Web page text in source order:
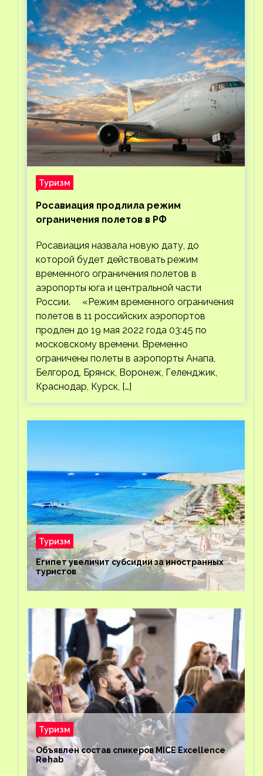
Туризм
Росавиация продлила режим
ограничения полетов в РФ
Росавиация назвала новую дату, до
которой будет действовать режим
временного ограничения полетов в
аэропорты юга и центральной части
России. «Режим временного ограничения
полетов в 11 российских аэропортов
продлен до 19 мая 2022 года 03:45 по
московскому времени. Временно
ограничены полеты в аэропорты Анапа,
Белгород, Брянск, Воронеж, Геленджик,
Краснодар, Курск, […]
Туризм
Египет увеличит субсидии за иностранных
туристов
Туризм
Объявлен состав спикеров MICE Excellence
Rehab